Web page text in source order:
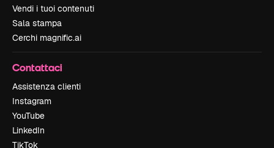
Vendi i tuoi contenuti
Sala stampa
Cerchi magnific.ai
Contattaci
Assistenza clienti
Instagram
YouTube
LinkedIn
TikTok